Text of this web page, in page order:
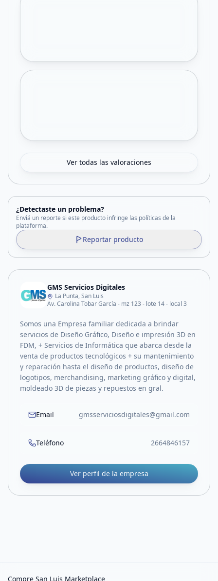
Ver todas las valoraciones
¿Detectaste un problema?
Enviá un reporte si este producto infringe las políticas de la
plataforma.
Reportar producto
GMS Servicios Digitales
La Punta, San Luis
Av. Carolina Tobar García - mz 123 - lote 14 - local 3
Somos una Empresa familiar dedicada a brindar
servicios de Diseño Gráfico, Diseño e impresión 3D en
FDM, + Servicios de Informática que abarca desde la
venta de productos tecnológicos + su mantenimiento
y reparación hasta el diseño de productos, diseño de
logotipos, merchandising, marketing gráfico y digital,
moldeado 3D de piezas y repuestos en gral.
Email gmsserviciosdigitales@gmail.com
Teléfono 2664846157
Ver perfil de la empresa
Compre San Luis Marketplace